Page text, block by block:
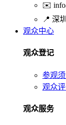
✉️
📍 深
观众中心
观众登记
参观
观众
观众服务